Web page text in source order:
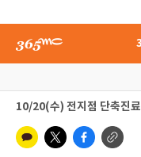
10/20(수) 전지점 단축진료